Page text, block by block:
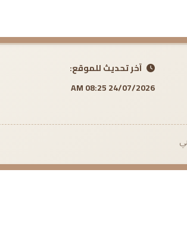
آخر تحديث للموقع:
24/07/2026 08:25 AM